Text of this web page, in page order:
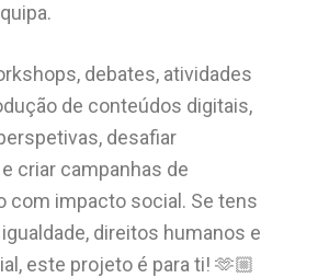
debates, atividades
de conteúdos digitais,
desafiar
criar campanhas de
com impacto social. Se tens
direitos humanos e
este projeto é para ti! 🫶🏼